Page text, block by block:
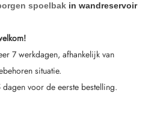
spoelbak in wandreservoir
7 werkdagen, afhankelijk van
situatie.
voor de eerste bestelling.